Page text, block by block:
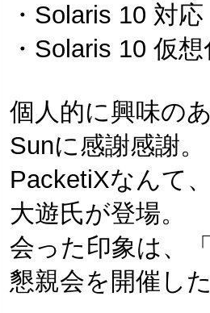
・Solaris 10 対
・Solaris 10 仮
個人的に興味の
Sunに感謝感謝。
PacketiXなんて
大遊氏が登場。
会った印象は、
懇親会を開催し